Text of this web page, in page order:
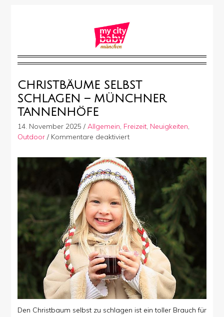
CHRISTBÄUME SELBST
SCHLAGEN – MÜNCHNER
TANNENHÖFE
14. November 2025 / Allgemein, Freizeit, Neuigkeiten,
Outdoor/ Kommentare deaktiviertfür
selbst
schlagen
–
Münchner
Tannenhöfe
Den Christbaum selbst zu schlagen ist ein toller Brauch für